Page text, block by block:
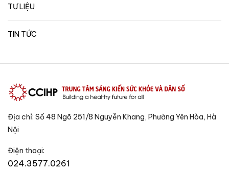
TƯ LIỆU
TIN TỨC
Địa chỉ: Số 48 Ngõ 251/8 Nguyễn Khang, Phường Yên Hòa, Hà
Nội
Điện thoại:
024.3577.0261